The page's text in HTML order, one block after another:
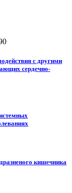
с другими
сердечно-
кишечника